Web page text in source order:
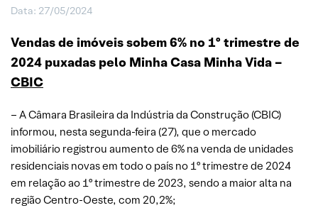
Data: 27/05/2024
Vendas de imóveis sobem 6% no 1º trimestre de
2024 puxadas pelo Minha Casa Minha Vida –
CBIC
– A Câmara Brasileira da Indústria da Construção (CBIC)
informou, nesta segunda-feira (27), que o mercado
imobiliário registrou aumento de 6% na venda de unidades
residenciais novas em todo o país no 1º trimestre de 2024
em relação ao 1º trimestre de 2023, sendo a maior alta na
região Centro-Oeste, com 20,2%;